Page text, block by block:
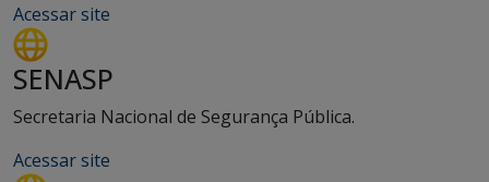
Acessar site
SENASP
Secretaria Nacional de Segurança Pública.
Acessar site